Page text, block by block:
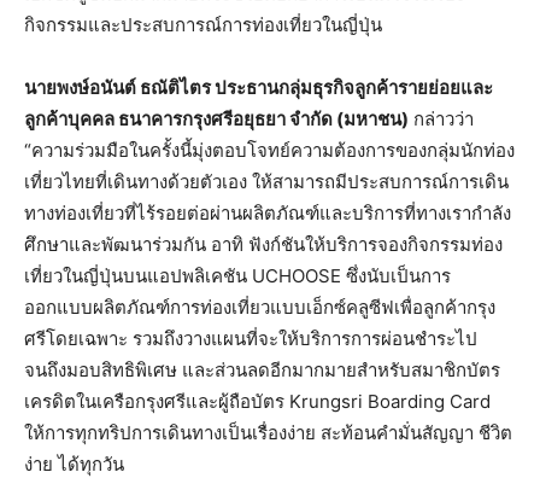
กิจกรรมและประสบการณ์การท่องเที่ยวในญี่ปุ่น
นายพงษ์อนันต์ ธณัติไตร ประธานกลุ่มธุรกิจลูกค้ารายย่อยและ
ลูกค้าบุคคล ธนาคารกรุงศรีอยุธยา จำกัด (มหาชน) กล่าวว่า
“ความร่วมมือในครั้งนี้มุ่งตอบโจทย์ความต้องการของกลุ่มนักท่อง
เที่ยวไทยที่เดินทางด้วยตัวเอง ให้สามารถมีประสบการณ์การเดิน
ทางท่องเที่ยวที่ไร้รอยต่อผ่านผลิตภัณฑ์และบริการที่ทางเรากำลัง
ศึกษาและพัฒนาร่วมกัน อาทิ ฟังก์ชันให้บริการจองกิจกรรมท่อง
เที่ยวในญี่ปุ่นบนแอปพลิเคชัน UCHOOSE ซึ่งนับเป็นการ
ออกแบบผลิตภัณฑ์การท่องเที่ยวแบบเอ็กซ์คลูซีฟเพื่อลูกค้ากรุง
ศรีโดยเฉพาะ รวมถึงวางแผนที่จะให้บริการการผ่อนชำระไป
จนถึงมอบสิทธิพิเศษ และส่วนลดอีกมากมายสำหรับสมาชิกบัตร
เครดิตในเครือกรุงศรีและผู้ถือบัตร Krungsri Boarding Card
ให้การทุกทริปการเดินทางเป็นเรื่องง่าย สะท้อนคำมั่นสัญญา ชีวิต
ง่าย ได้ทุกวัน